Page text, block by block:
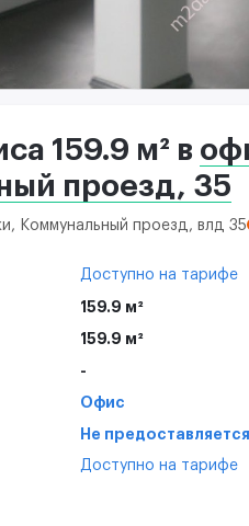
159.9 м² в
проезд, 35
Коммунальный проезд, влд 35
Доступно на тарифе
159.9 м²
159.9 м²
-
Офис
Не предоставляется
Доступно на тарифе